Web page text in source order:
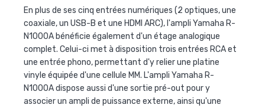
En plus de ses cinq entrées numériques (2 optiques, une
coaxiale, un USB-B et une HDMI ARC), l'ampli Yamaha R-
N1000A bénéficie également d'un étage analogique
complet. Celui-ci met à disposition trois entrées RCA et
une entrée phono, permettant d'y relier une platine
vinyle équipée d'une cellule MM. L'ampli Yamaha R-
N1000A dispose aussi d'une sortie pré-out pour y
associer un ampli de puissance externe, ainsi qu'une